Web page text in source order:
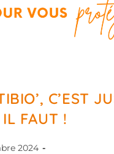
C’EST
FAUT !
2024